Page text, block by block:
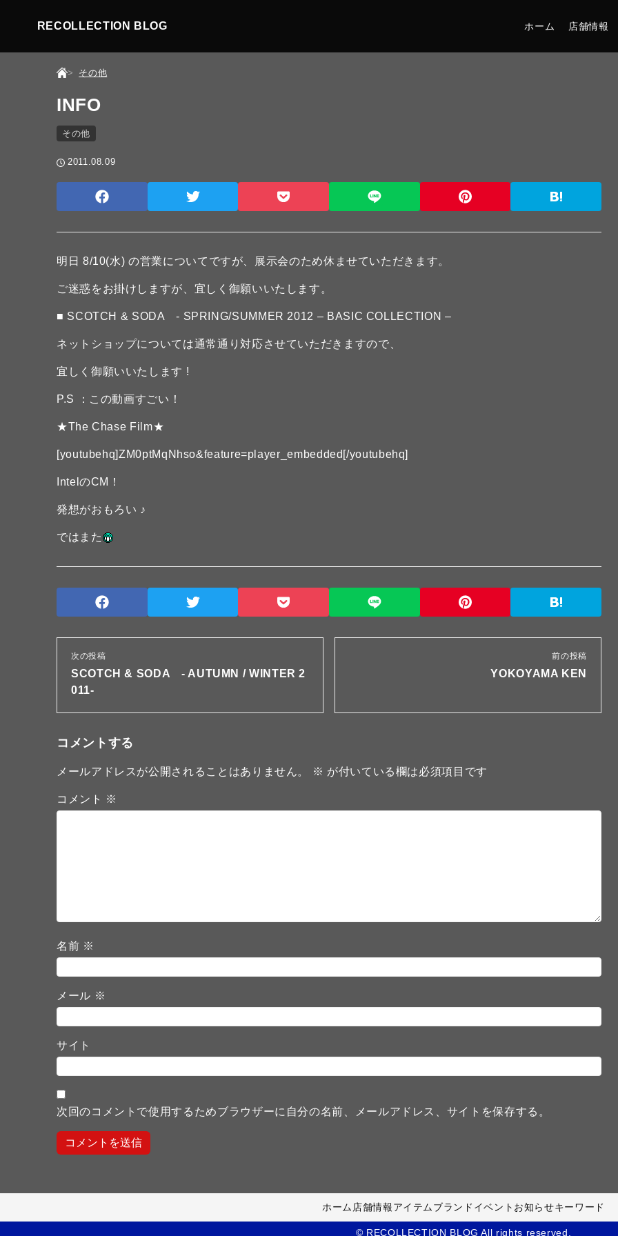
RECOLLECTION BLOG ホーム 店舗情報
その他
INFO
その他
2011.08.09
明日 8/10(水) の営業についてですが、展示会のため休ませていただきます。
ご迷惑をお掛けしますが、宜しく御願いいたします。
■ SCOTCH & SODA - SPRING/SUMMER 2012 – BASIC COLLECTION –
ネットショップについては通常通り対応させていただきますので、
宜しく御願いいたします !
P.S ：この動画すごい！
★The Chase Film★
[youtubehq]ZM0ptMqNhso&feature=player_embedded[/youtubehq]
IntelのCM！
発想がおもろい ♪
ではまた
次の投稿
SCOTCH & SODA - AUTUMN / WINTER 2
011-
前の投稿
YOKOYAMA KEN
コメントする
メールアドレスが公開されることはありません。 ※ が付いている欄は必須項目です
コメント ※
名前 ※
メール ※
サイト
次回のコメントで使用するためブラウザーに自分の名前、メールアドレス、サイトを保存する。
ホーム 店舗情報アイテムブランド イベント お知らせキーワード
© RECOLLECTION BLOG All rights reserved.